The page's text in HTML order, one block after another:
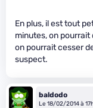
En plus, il est tout
minutes, on pourrait
on pourrait cesser
suspect.
baldodo
Le 18/02/2014 à